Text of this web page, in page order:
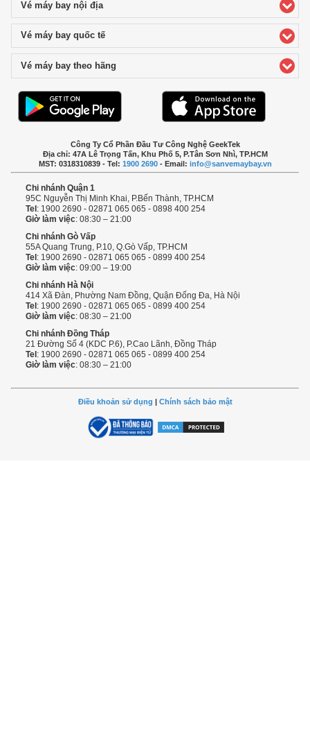
Vé máy bay nội địaclick to expand contents
Vé máy bay quốc tếclick to expand contents
Vé máy bay theo hãng
Công Ty Cổ Phần Đầu Tư Công Nghệ GeekTek
Địa chỉ: 47A Lê Trọng Tấn, Khu Phố 5, P.Tân Sơn Nhì, TP.HCM
MST: 0318310839 - Tel: 1900 2690- Email: info@sanvemaybay.vn
Chi nhánh Quận 1
95C Nguyễn Thị Minh Khai, P.Bến Thành, TP.HCM
Tel : 1900 2690 - 02871 065 065 - 0898 400 254
Giờ làm việc: 08:30 – 21:00
Chi nhánh Gò Vấp
55A Quang Trung, P.10, Q.Gò Vấp, TP.HCM
Tel : 1900 2690 - 02871 065 065 - 0899 400 254
Giờ làm việc: 09:00 – 19:00
Chi nhánh Hà Nội
414 Xã Đàn, Phường Nam Đồng, Quận Đống Đa, Hà Nội
Tel : 1900 2690 - 02871 065 065 - 0899 400 254
Giờ làm việc: 08:30 – 21:00
Chi nhánh Đồng Tháp
21 Đường Số 4 (KDC P.6), P.Cao Lãnh, Đồng Tháp
Tel : 1900 2690 - 02871 065 065 - 0899 400 254
Giờ làm việc: 08:30 – 21:00
Điều khoản sử dụng | Chính sách bảo mật